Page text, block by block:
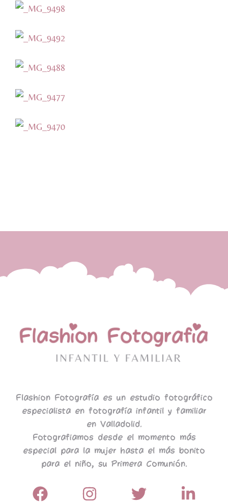
Flashion Fotografía es un estudio fotográfico
especialista en fotografía infantil y familiar
en Valladolid.
Fotografiamos desde el momento más
especial para la mujer hasta el más bonito
para el niño, su Primera Comunión.